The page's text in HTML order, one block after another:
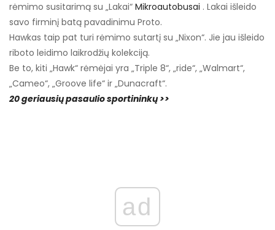
rėmimo susitarimą su „Lakai“ Mikroautobusai . Lakai išleido
savo firminį batą pavadinimu Proto.
Hawkas taip pat turi rėmimo sutartį su „Nixon“. Jie jau išleido
riboto leidimo laikrodžių kolekciją.
Be to, kiti „Hawk“ rėmėjai yra „Triple 8“, „ride“, „Walmart“,
„Cameo“, „Groove life“ ir „Dunacraft“.
20 geriausių pasaulio sportininkų >>
ad